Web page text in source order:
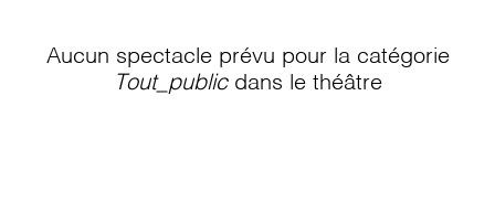
Aucun spectacle prévu pour la catégorie
Tout_publicdans le théâtre